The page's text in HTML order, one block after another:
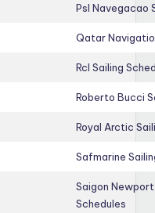
Psl Navegacao
Qatar
Rcl Sailing
Roberto Bucci
Royal Arctic
Safmarine
Saigon
Schedules